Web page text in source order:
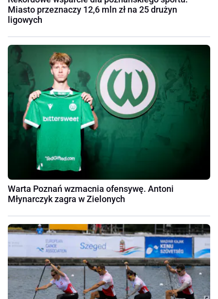
Miasto przeznaczy 12,6 mln zł na 25 drużyn
ligowych
Warta Poznań wzmacnia ofensywę. Antoni
Młynarczyk zagra w Zielonych